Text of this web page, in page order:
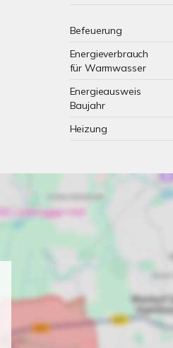
Befeuerung
Energieverbrauch
für Warmwasser
Energieausweis
Baujahr
Heizung